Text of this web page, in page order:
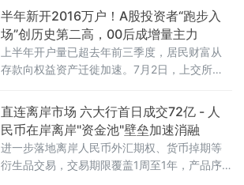
此，主要产油国已连续五个月宣布增产。沙特
阿拉伯、俄罗斯、伊拉克、科威特、哈萨克斯
坦、阿尔及利亚和阿曼的代表当天举行线上会
议，研判全球石油市场现状与前景。会后声明
说，各参与国将谨慎维护市场稳定，视市场情
再次开会，就9月产量作出进一步
半年新开2016万户！A股投资者“跑步入
场”创历史第二高，00后成增量主力
上半年开户量已超去年前三季度，居民财富从
存款向权益资产迁徙加速。7月2日，上交所官
市场新开户数达286.46万户，环比增长3.6%，
同比增长73.99%。拉长时间来看，2026年上
半年A股累计新开户2016.13万户，较2025年同
期的1259.77万户增长约60%。这一数字意味着
什么？2025年全年A股新开户合计为274
直连离岸市场 六大行首日成交72亿 - 人
民币在岸离岸"资金池"壁垒加速消融
进一步落地离岸人民币外汇期权、货币掉期等
衍生品交易，交易期限覆盖1周至1年，产品序